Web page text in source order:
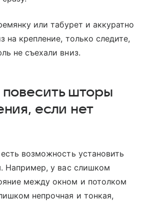
или табурет и аккуратно
на крепление, только следите,
не съехали вниз.
шторы
если нет
возможность установить
Например, у вас слишком
между окном и потолком
непрочная и тонкая,